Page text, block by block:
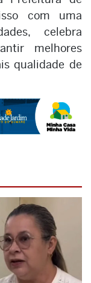
com uma
celebra
melhores
qualidade de